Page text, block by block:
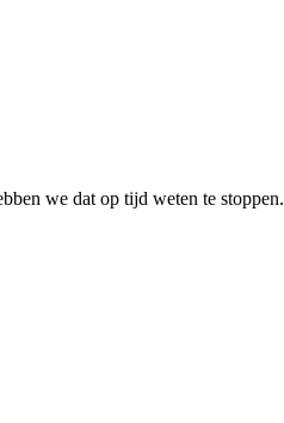
we dat op tijd weten te stoppen.